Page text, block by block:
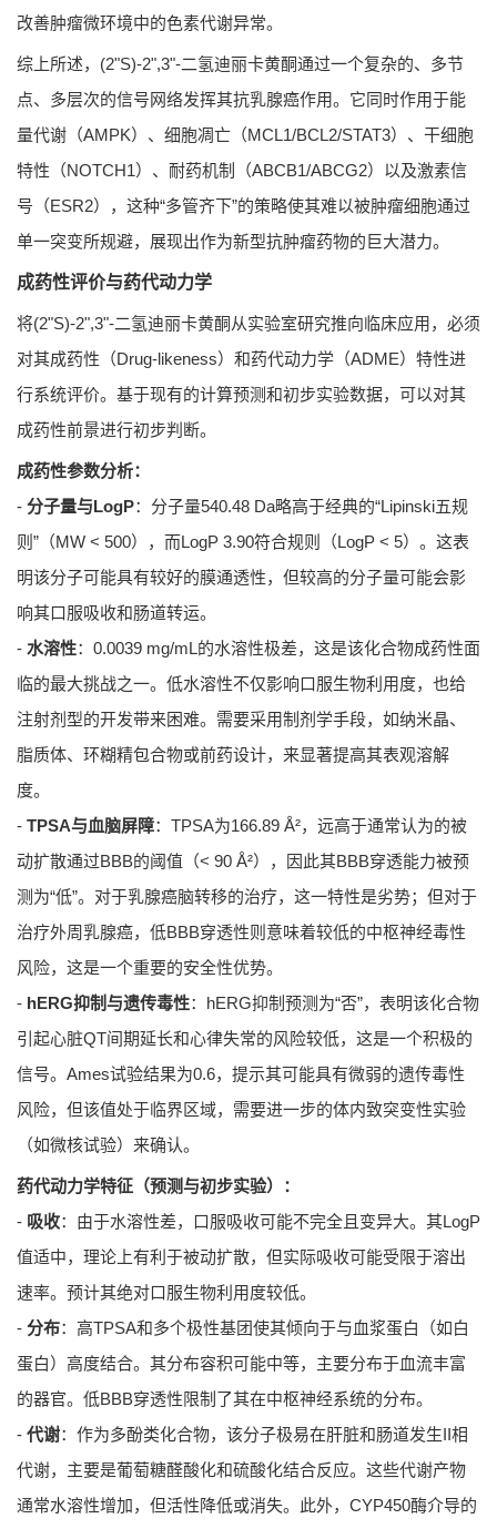
改善肿瘤微环境中的色素代谢异常。
综上所述，(2"S)-2",3"-二氢迪丽卡黄酮通过一个复杂的、多节
点、多层次的信号网络发挥其抗乳腺癌作用。它同时作用于能
量代谢（AMPK）、细胞凋亡（MCL1/BCL2/STAT3）、干细胞
特性（NOTCH1）、耐药机制（ABCB1/ABCG2）以及激素信
号（ESR2），这种“多管齐下”的策略使其难以被肿瘤细胞通过
单一突变所规避，展现出作为新型抗肿瘤药物的巨大潜力。
成药性评价与药代动力学
将(2"S)-2",3"-二氢迪丽卡黄酮从实验室研究推向临床应用，必须
对其成药性（Drug-likeness）和药代动力学（ADME）特性进
行系统评价。基于现有的计算预测和初步实验数据，可以对其
成药性前景进行初步判断。
成药性参数分析：
- 分子量与LogP：分子量540.48 Da略高于经典的“Lipinski五规
则”（MW < 500），而LogP 3.90符合规则（LogP < 5）。这表
明该分子可能具有较好的膜通透性，但较高的分子量可能会影
响其口服吸收和肠道转运。
- 水溶性：0.0039 mg/mL的水溶性极差，这是该化合物成药性面
临的最大挑战之一。低水溶性不仅影响口服生物利用度，也给
注射剂型的开发带来困难。需要采用制剂学手段，如纳米晶、
脂质体、环糊精包合物或前药设计，来显著提高其表观溶解
度。
- TPSA与血脑屏障：TPSA为166.89 Å²，远高于通常认为的被
动扩散通过BBB的阈值（< 90 Å²），因此其BBB穿透能力被预
测为“低”。对于乳腺癌脑转移的治疗，这一特性是劣势；但对于
治疗外周乳腺癌，低BBB穿透性则意味着较低的中枢神经毒性
风险，这是一个重要的安全性优势。
- hERG抑制与遗传毒性：hERG抑制预测为“否”，表明该化合物
引起心脏QT间期延长和心律失常的风险较低，这是一个积极的
信号。Ames试验结果为0.6，提示其可能具有微弱的遗传毒性
风险，但该值处于临界区域，需要进一步的体内致突变性实验
（如微核试验）来确认。
药代动力学特征（预测与初步实验）：
- 吸收：由于水溶性差，口服吸收可能不完全且变异大。其LogP
值适中，理论上有利于被动扩散，但实际吸收可能受限于溶出
速率。预计其绝对口服生物利用度较低。
- 分布：高TPSA和多个极性基团使其倾向于与血浆蛋白（如白
蛋白）高度结合。其分布容积可能中等，主要分布于血流丰富
的器官。低BBB穿透性限制了其在中枢神经系统的分布。
- 代谢：作为多酚类化合物，该分子极易在肝脏和肠道发生II相
代谢，主要是葡萄糖醛酸化和硫酸化结合反应。这些代谢产物
通常水溶性增加，但活性降低或消失。此外，CYP450酶介导的